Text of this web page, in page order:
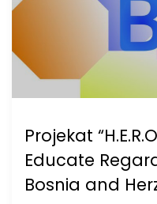
Projekat
Educate
Bosnia and